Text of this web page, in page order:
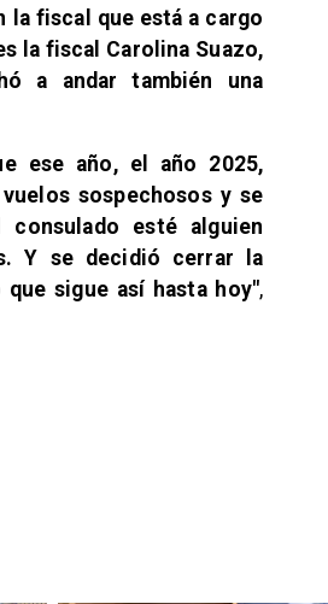
la fiscal que está a cargo
la fiscal Carolina Suazo,
a andar también una
ese año, el año 2025,
sospechosos y se
esté alguien
Y se decidió cerrar la
sigue así hasta hoy",